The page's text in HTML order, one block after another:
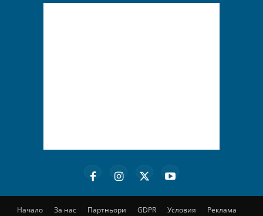
Начало За нас Партньори GDPR Условия Реклама